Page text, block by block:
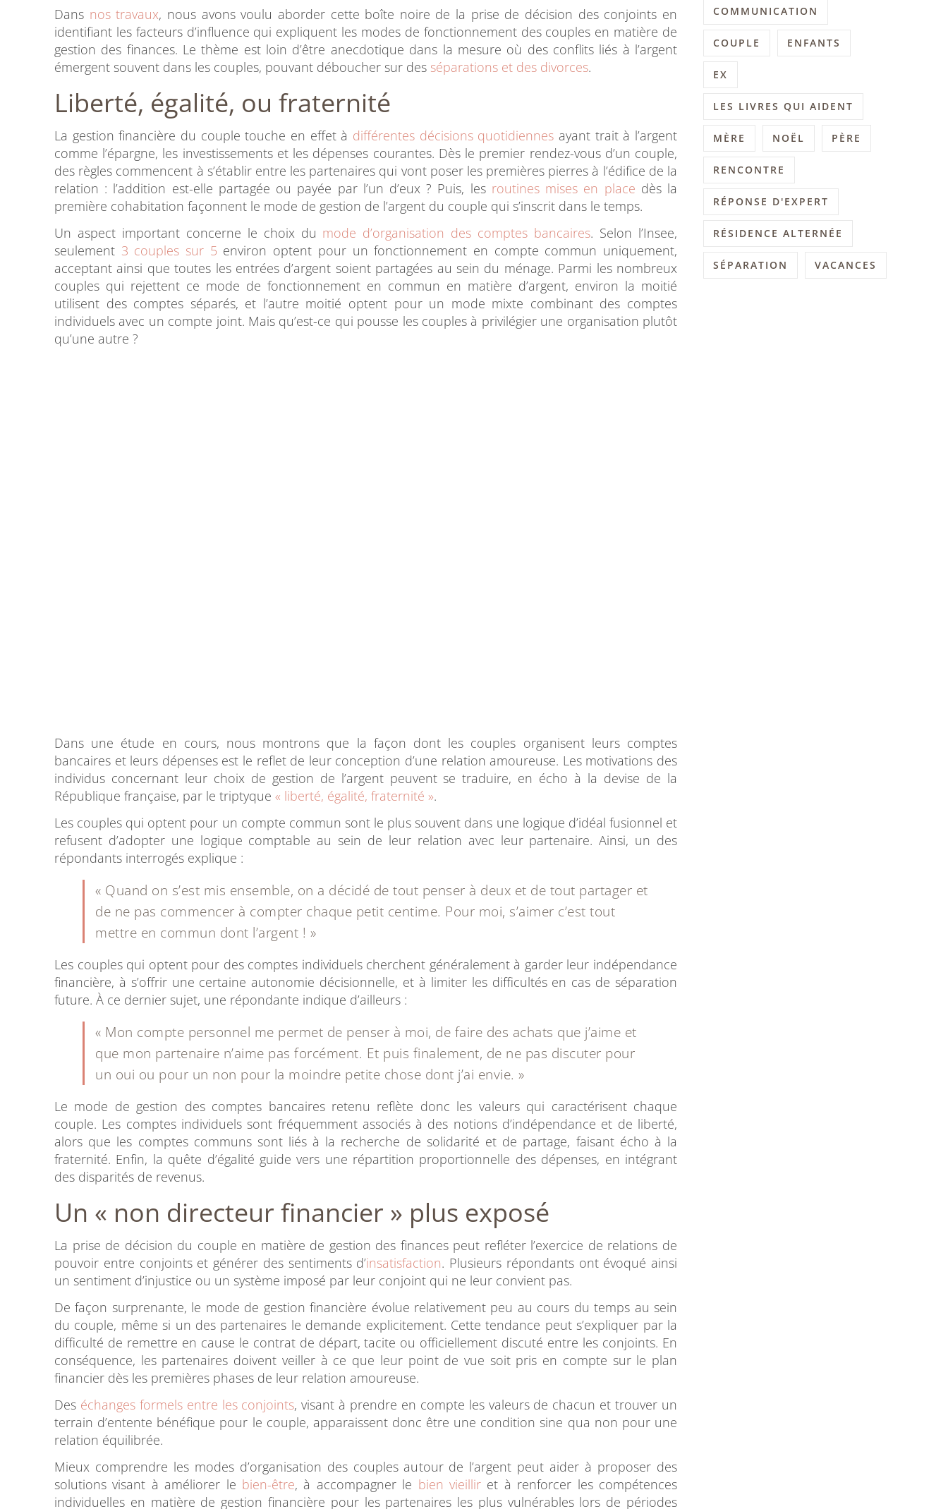
Dans nos travaux, nous avons voulu aborder cette boîte noire de la prise de décision des conjoints en
identifiant les facteurs d’influence qui expliquent les modes de fonctionnement des couples en matière de
gestion des finances. Le thème est loin d’être anecdotique dans la mesure où des conflits liés à l’argent
émergent souvent dans les couples, pouvant déboucher sur des séparations et des divorces.
Liberté, égalité, ou fraternité
La gestion financière du couple touche en effet à différentes décisions quotidiennes ayant trait à l’argent
comme l’épargne, les investissements et les dépenses courantes. Dès le premier rendez-vous d’un couple,
des règles commencent à s’établir entre les partenaires qui vont poser les premières pierres à l’édifice de la
relation : l’addition est-elle partagée ou payée par l’un d’eux ? Puis, les routines mises en place dès la
première cohabitation façonnent le mode de gestion de l’argent du couple qui s’inscrit dans le temps.
Un aspect important concerne le choix du mode d’organisation des comptes bancaires. Selon l’Insee,
seulement 3 couples sur 5 environ optent pour un fonctionnement en compte commun uniquement,
acceptant ainsi que toutes les entrées d’argent soient partagées au sein du ménage. Parmi les nombreux
couples qui rejettent ce mode de fonctionnement en commun en matière d’argent, environ la moitié
utilisent des comptes séparés, et l’autre moitié optent pour un mode mixte combinant des comptes
individuels avec un compte joint. Mais qu’est-ce qui pousse les couples à privilégier une organisation plutôt
qu’une autre ?
Dans une étude en cours, nous montrons que la façon dont les couples organisent leurs comptes
bancaires et leurs dépenses est le reflet de leur conception d’une relation amoureuse. Les motivations des
individus concernant leur choix de gestion de l’argent peuvent se traduire, en écho à la devise de la
République française, par le triptyque « liberté, égalité, fraternité ».
Les couples qui optent pour un compte commun sont le plus souvent dans une logique d’idéal fusionnel et
refusent d’adopter une logique comptable au sein de leur relation avec leur partenaire. Ainsi, un des
répondants interrogés explique :
« Quand on s’est mis ensemble, on a décidé de tout penser à deux et de tout partager et
de ne pas commencer à compter chaque petit centime. Pour moi, s’aimer c’est tout
mettre en commun dont l’argent ! »
Les couples qui optent pour des comptes individuels cherchent généralement à garder leur indépendance
financière, à s’offrir une certaine autonomie décisionnelle, et à limiter les difficultés en cas de séparation
future. À ce dernier sujet, une répondante indique d’ailleurs :
« Mon compte personnel me permet de penser à moi, de faire des achats que j’aime et
que mon partenaire n’aime pas forcément. Et puis finalement, de ne pas discuter pour
un oui ou pour un non pour la moindre petite chose dont j’ai envie. »
Le mode de gestion des comptes bancaires retenu reflète donc les valeurs qui caractérisent chaque
couple. Les comptes individuels sont fréquemment associés à des notions d’indépendance et de liberté,
alors que les comptes communs sont liés à la recherche de solidarité et de partage, faisant écho à la
fraternité. Enfin, la quête d’égalité guide vers une répartition proportionnelle des dépenses, en intégrant
des disparités de revenus.
Un « non directeur financier » plus exposé
La prise de décision du couple en matière de gestion des finances peut refléter l’exercice de relations de
pouvoir entre conjoints et générer des sentiments d’insatisfaction. Plusieurs répondants ont évoqué ainsi
un sentiment d’injustice ou un système imposé par leur conjoint qui ne leur convient pas.
De façon surprenante, le mode de gestion financière évolue relativement peu au cours du temps au sein
du couple, même si un des partenaires le demande explicitement. Cette tendance peut s’expliquer par la
difficulté de remettre en cause le contrat de départ, tacite ou officiellement discuté entre les conjoints. En
conséquence, les partenaires doivent veiller à ce que leur point de vue soit pris en compte sur le plan
financier dès les premières phases de leur relation amoureuse.
Des échanges formels entre les conjoints, visant à prendre en compte les valeurs de chacun et trouver un
terrain d’entente bénéfique pour le couple, apparaissent donc être une condition sine qua non pour une
relation équilibrée.
Mieux comprendre les modes d’organisation des couples autour de l’argent peut aider à proposer des
solutions visant à améliorer le bien-être, à accompagner le bien vieillir et à renforcer les compétences
individuelles en matière de gestion financière pour les partenaires les plus vulnérables lors de périodes
COMMUNICATION
COUPLE ENFANTS
EX
LES LIVRES QUI AIDENT
MÈRE NOËL PÈRE
RENCONTRE
RÉPONSE D'EXPERT
RÉSIDENCE ALTERNÉE
SÉPARATION VACANCES